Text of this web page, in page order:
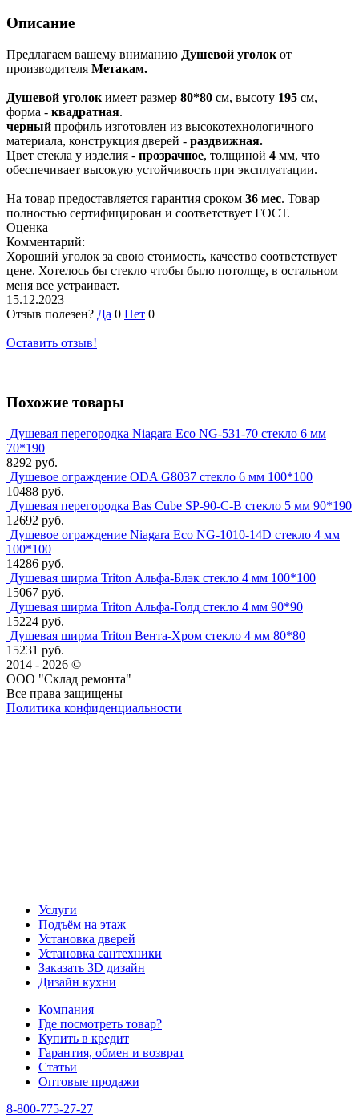
Описание
Предлагаем вашему вниманию Душевой уголок от
производителя Метакам.
Душевой уголок имеет размер 80*80 см, высоту 195 см,
форма - квадратная.
черный профиль изготовлен из высокотехнологичного
материала, конструкция дверей - раздвижная.
Цвет стекла у изделия - прозрачное, толщиной 4 мм, что
обеспечивает высокую устойчивость при эксплуатации.
На товар предоставляется гарантия сроком 36 мес. Товар
полностью сертифицирован и соответствует ГОСТ.
Оценка
Комментарий:
Хороший уголок за свою стоимость, качество соответствует
цене. Хотелось бы стекло чтобы было потолще, в остальном
меня все устраивает.
15.12.2023
Отзыв полезен? Да 0 Нет 0
Оставить отзыв!
Похожие товары
Душевая перегородка Niagara Eco NG-531-70 стекло 6 мм
70*190
8292 руб.
Душевое ограждение ODA G8037 стекло 6 мм 100*100
10488 руб.
Душевая перегородка Bas Cube SP-90-C-B стекло 5 мм 90*190
12692 руб.
Душевое ограждение Niagara Eco NG-1010-14D стекло 4 мм
100*100
14286 руб.
Душевая ширма Triton Альфа-Блэк стекло 4 мм 100*100
15067 руб.
Душевая ширма Triton Альфа-Голд стекло 4 мм 90*90
15224 руб.
Душевая ширма Triton Вента-Хром стекло 4 мм 80*80
15231 руб.
2014 - 2026 ©
ООО "Склад ремонта"
Все права защищены
Политика конфиденциальности
Услуги
Подъём на этаж
Установка дверей
Установка сантехники
Заказать 3D дизайн
Дизайн кухни
Компания
Где посмотреть товар?
Купить в кредит
Гарантия, обмен и возврат
Статьи
Оптовые продажи
8-800-775-27-27